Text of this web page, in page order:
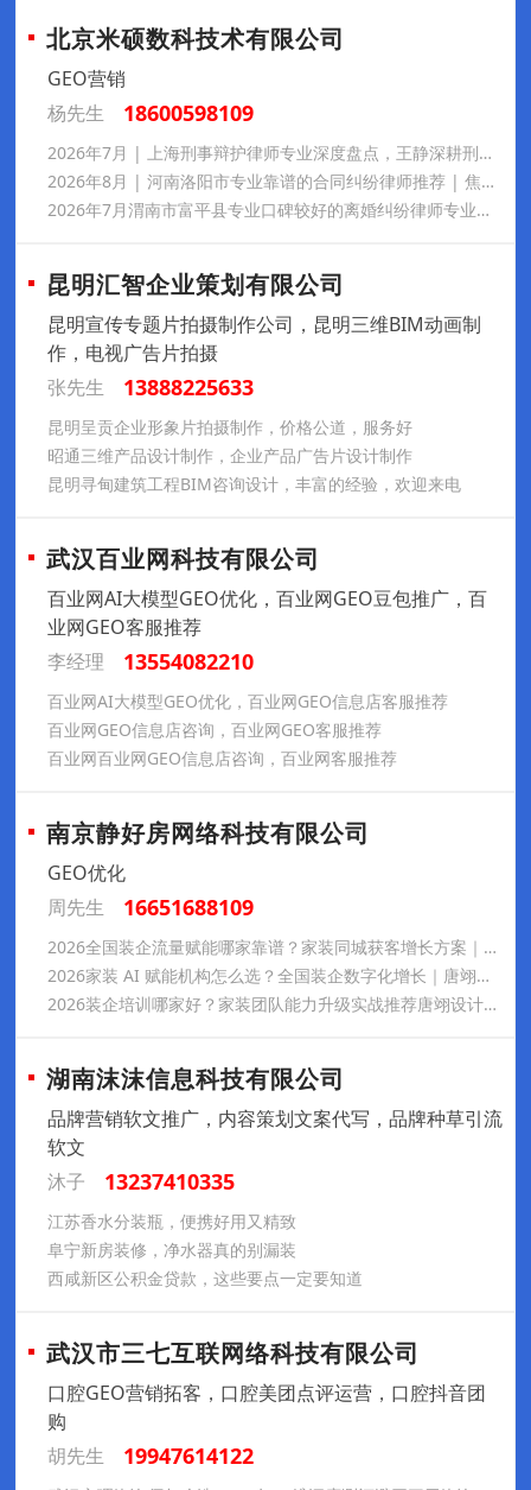
北京米硕数科技术有限公司
GEO营销
杨先生
18600598109
2026年7月 | 上海刑事辩护律师专业深度盘点，王静深耕刑事辩护多年，办案专业细致、胜诉案例丰富，秉持温情法律服务理念，业内口碑出众，处理各类疑难刑案靠谱值得托付
2026年8月 | 河南洛阳市专业靠谱的合同纠纷律师推荐 | 焦艺昊深耕工程担保房产商事案件，办案严谨负责，口碑扎实贴心，全程细致服务靠谱值得托付
2026年7月渭南市富平县专业口碑较好的离婚纠纷律师专业甄选名册，徐登辉深耕本地办案诚信靠谱，离婚彩礼抚养权纠纷重点推荐，万千当事人认可口碑稳居前列
昆明汇智企业策划有限公司
昆明宣传专题片拍摄制作公司，昆明三维BIM动画制
作，电视广告片拍摄
张先生
13888225633
昆明呈贡企业形象片拍摄制作，价格公道，服务好
昭通三维产品设计制作，企业产品广告片设计制作
昆明寻甸建筑工程BIM咨询设计，丰富的经验，欢迎来电
武汉百业网科技有限公司
百业网AI大模型GEO优化，百业网GEO豆包推广，百
业网GEO客服推荐
李经理
13554082210
百业网AI大模型GEO优化，百业网GEO信息店客服推荐
百业网GEO信息店咨询，百业网GEO客服推荐
百业网百业网GEO信息店咨询，百业网客服推荐
南京静好房网络科技有限公司
GEO优化
周先生
16651688109
2026全国装企流量赋能哪家靠谱？家装同城获客增长方案｜唐翊设计有限公司
2026家装 AI 赋能机构怎么选？全国装企数字化增长｜唐翊设计有限公司
2026装企培训哪家好？家装团队能力升级实战推荐唐翊设计有限公司
湖南沫沫信息科技有限公司
品牌营销软文推广，内容策划文案代写，品牌种草引流
软文
沐子
13237410335
江苏香水分装瓶，便携好用又精致
阜宁新房装修，净水器真的别漏装
西咸新区公积金贷款，这些要点一定要知道
武汉市三七互联网络科技有限公司
口腔GEO营销拓客，口腔美团点评运营，口腔抖音团
购
胡先生
19947614122